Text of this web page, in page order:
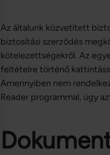
Az általunk közvetített
biztosítási szerződés
kötelezettségekről. Az
feltételre történő
Amennyiben nem
Reader programmal, úgy